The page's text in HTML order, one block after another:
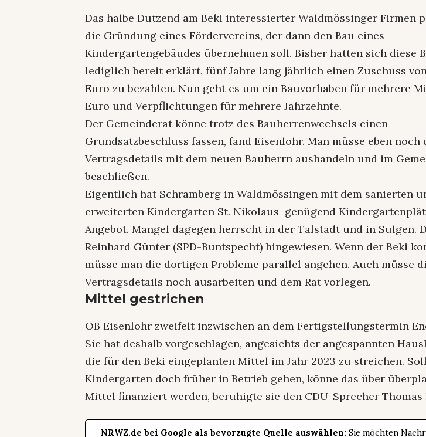
Das halbe Dutzend am Beki interessierter Waldmössinger Firmen
die Gründung eines Fördervereins, der dann den Bau eines
Kindergartengebäudes übernehmen soll. Bisher hatten sich diese
lediglich bereit erklärt, fünf Jahre lang jährlich einen Zuschuss
Euro zu bezahlen. Nun geht es um ein Bauvorhaben für mehrere
Euro und Verpflichtungen für mehrere Jahrzehnte.
Der Gemeinderat könne trotz des Bauherrenwechsels einen
Grundsatzbeschluss fassen, fand Eisenlohr. Man müsse eben noch
Vertragsdetails mit dem neuen Bauherrn aushandeln und im
beschließen.
Eigentlich hat Schramberg in Waldmössingen mit dem sanierten
erweiterten Kindergarten St. Nikolaus genügend
Angebot. Mangel dagegen herrscht in der Talstadt und in Sulgen.
Reinhard Günter (SPD-Buntspecht) hingewiesen. Wenn der Beki
müsse man die dortigen Probleme parallel angehen. Auch müsse
Vertragsdetails noch ausarbeiten und dem Rat vorlegen.
Mittel gestrichen
OB Eisenlohr zweifelt inzwischen an dem Fertigstellungstermin
Sie hat deshalb vorgeschlagen, angesichts der angespannten
die für den Beki eingeplanten Mittel im Jahr 2023 zu streichen.
Kindergarten doch früher in Betrieb gehen, könne das über
Mittel finanziert werden, beruhigte sie den CDU-Sprecher Thomas
NRWZ.de bei Google als bevorzugte Quelle auswählen: Sie möchten